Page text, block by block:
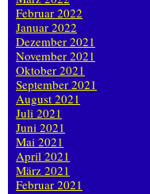
Februar 2022
Januar 2022
Dezember 2021
November 2021
Oktober 2021
September 2021
August 2021
Juli 2021
Juni 2021
Mai 2021
April 2021
März 2021
Februar 2021